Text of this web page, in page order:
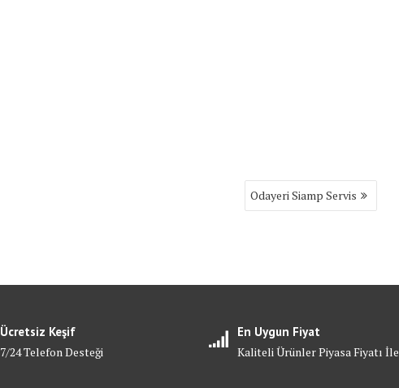
Odayeri Siamp Servis
Ücretsiz Keşif
7/24 Telefon Desteği
En Uygun Fiyat
Kaliteli Ürünler Piyasa Fiyatı İle